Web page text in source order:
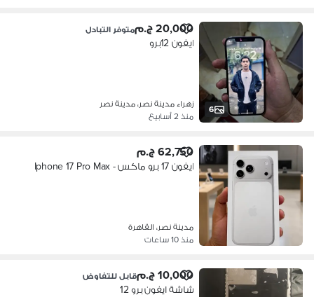
6
20,000 ج.م متوفر التبادل
ايفون 12برو
زهراء مدينة نصر، مدينة نصر
منذ 2 أسابيع
62,750 ج.م
ايفون 17 برو ماكس - Iphone 17 Pro Max
مدينة نصر، القاهرة
منذ 10 ساعات
10,000 ج.م قابل للتفاوض
شاشة ايفون برو 12